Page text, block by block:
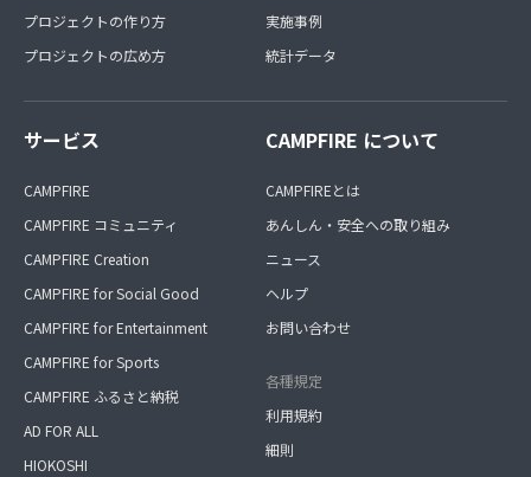
プロジェクトの作り方
プロジェクトの広め方
実施事例
統計データ
サービス
CAMPFIRE
CAMPFIRE コミュニティ
CAMPFIRE Creation
CAMPFIRE for Social Good
CAMPFIRE for Entertainment
CAMPFIRE for Sports
CAMPFIRE ふるさと納税
AD FOR ALL
HIOKOSHI
CAMPFIRE について
CAMPFIREとは
あんしん・安全への取り組み
ニュース
ヘルプ
お問い合わせ
各種規定
利用規約
細則